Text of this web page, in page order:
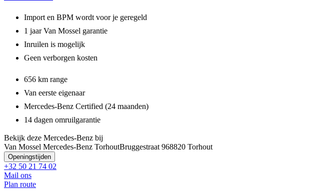
Import en BPM wordt voor je geregeld
1 jaar Van Mossel garantie
Inruilen is mogelijk
Geen verborgen kosten
656 km range
Van eerste eigenaar
Mercedes-Benz Certified (24 maanden)
14 dagen omruilgarantie
Bekijk deze Mercedes-Benz bij
Van Mossel Mercedes-Benz TorhoutBruggestraat 968820 Torhout
Openingstijden
+32 50 21 74 02
Mail ons
Plan route